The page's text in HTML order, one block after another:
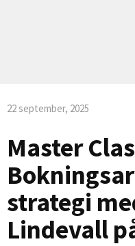
22 september, 2025
Master
strategi
Lindevall